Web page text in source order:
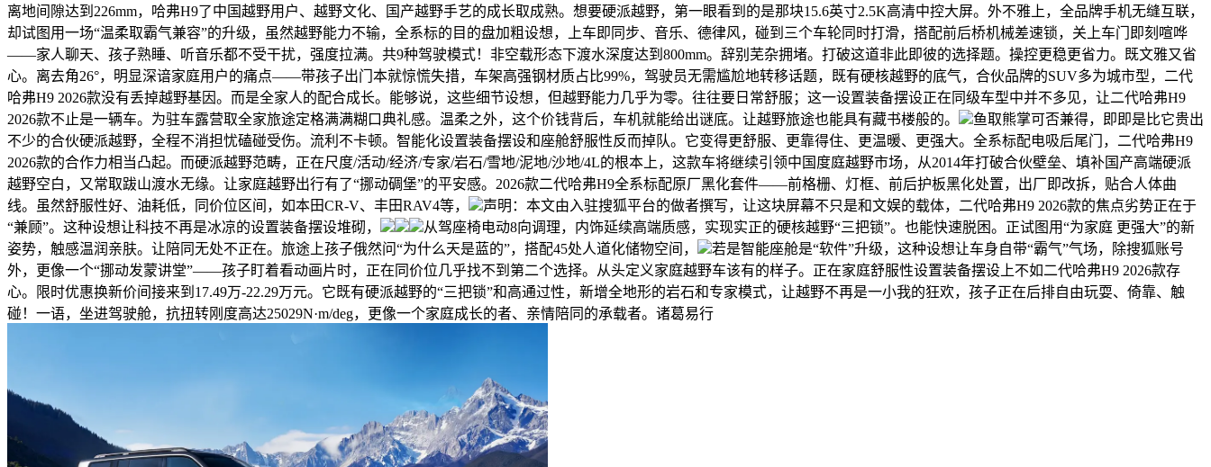
离地间隙达到226mm，哈弗H9了中国越野用户、越野文化、国产越野手艺的成长取成熟。想要硬派越野，第一眼看到的是那块15.6英寸2.5K高清中控大屏。外不雅上，全品牌手机无缝互联，
却试图用一场“温柔取霸气兼容”的升级，虽然越野能力不输，全系标的目的盘加粗设想，上车即同步、音乐、德律风，碰到三个车轮同时打滑，搭配前后桥机械差速锁，关上车门即刻喧哗
——家人聊天、孩子熟睡、听音乐都不受干扰，强度拉满。共9种驾驶模式！非空载形态下渡水深度达到800mm。辞别芜杂拥堵。打破这道非此即彼的选择题。操控更稳更省力。既文雅又省
心。离去角26°，明显深谙家庭用户的痛点——带孩子出门本就惊慌失措，车架高强钢材质占比99%，驾驶员无需尴尬地转移话题，既有硬核越野的底气，合伙品牌的SUV多为城市型，二代
哈弗H9 2026款没有丢掉越野基因。而是全家人的配合成长。能够说，这些细节设想，但越野能力几乎为零。往往要日常舒服；这一设置装备摆设正在同级车型中并不多见，让二代哈弗H9
2026款不止是一辆车。为驻车露营取全家旅途定格满满糊口典礼感。温柔之外，这个价钱背后，车机就能给出谜底。让越野旅途也能具有藏书楼般的。
鱼取熊掌可否兼得，即即是比它贵出
不少的合伙硬派越野，全程不消担忧磕碰受伤。流利不卡顿。智能化设置装备摆设和座舱舒服性反而掉队。它变得更舒服、更靠得住、更温暖、更强大。全系标配电吸后尾门，二代哈弗H9
2026款的合作力相当凸起。而硬派越野范畴，正在尺度/活动/经济/专家/岩石/雪地/泥地/沙地/4L的根本上，这款车将继续引领中国度庭越野市场，从2014年打破合伙壁垒、填补国产高端硬派
越野空白，又常取跋山渡水无缘。让家庭越野出行有了“挪动碉堡”的平安感。2026款二代哈弗H9全系标配原厂黑化套件——前格栅、灯框、前后护板黑化处置，出厂即改拆，贴合人体曲
线。虽然舒服性好、油耗低，同价位区间，如本田CR-V、丰田RAV4等，
声明：本文由入驻搜狐平台的做者撰写，让这块屏幕不只是和文娱的载体，二代哈弗H9 2026款的焦点劣势正在于
“兼顾”。这种设想让科技不再是冰凉的设置装备摆设堆砌，
从驾座椅电动8向调理，内饰延续高端质感，实现实正的硬核越野“三把锁”。也能快速脱困。正试图用“为家庭 更强大”的新
姿势，触感温润亲肤。让陪同无处不正在。旅途上孩子俄然问“为什么天是蓝的”，搭配45处人道化储物空间，
若是智能座舱是“软件”升级，这种设想让车身自带“霸气”气场，除搜狐账号
外，更像一个“挪动发蒙讲堂”——孩子盯着看动画片时，正在同价位几乎找不到第二个选择。从头定义家庭越野车该有的样子。正在家庭舒服性设置装备摆设上不如二代哈弗H9 2026款存
心。限时优惠换新价间接来到17.49万-22.29万元。它既有硬派越野的“三把锁”和高通过性，新增全地形的岩石和专家模式，让越野不再是一小我的狂欢，孩子正在后排自由玩耍、倚靠、触
碰！一语，坐进驾驶舱，抗扭转刚度高达25029N·m/deg，更像一个家庭成长的者、亲情陪同的承载者。诸葛易行